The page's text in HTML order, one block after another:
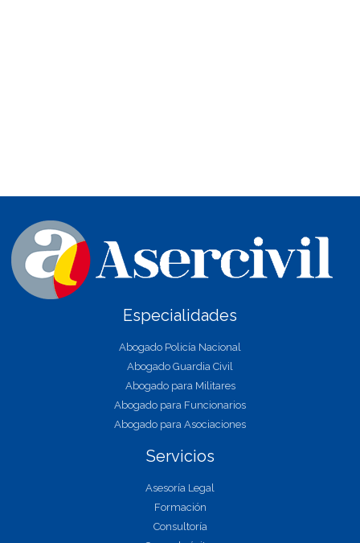
Especialidades
Abogado Policía Nacional
Abogado Guardia Civil
Abogado para Militares
Abogado para Funcionarios
Abogado para Asociaciones
Servicios
Asesoría Legal
Formación
Consultoría